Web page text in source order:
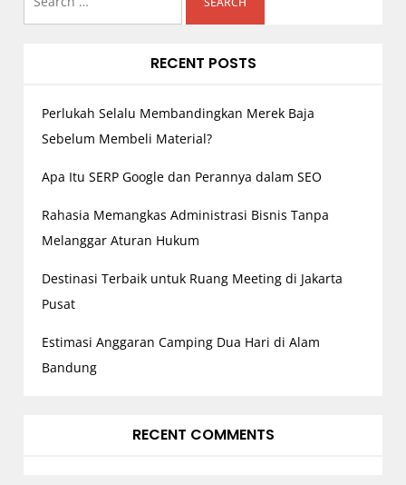
RECENT POSTS
Perlukah Selalu Membandingkan Merek Baja
Sebelum Membeli Material?
Apa Itu SERP Google dan Perannya dalam SEO
Rahasia Memangkas Administrasi Bisnis Tanpa
Melanggar Aturan Hukum
Destinasi Terbaik untuk Ruang Meeting di Jakarta
Pusat
Estimasi Anggaran Camping Dua Hari di Alam
Bandung
RECENT COMMENTS